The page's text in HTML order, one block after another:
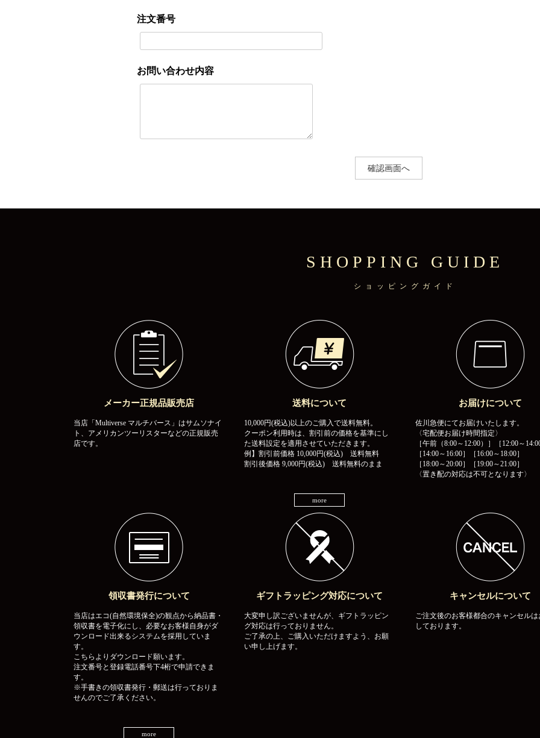
注文番号
お問い合わせ内容
SHOPPING GUIDE
ショッピングガイド
メーカー正規品販売店
当店「Multiverse マルチバース」はサムソナイ
ト、アメリカンツーリスターなどの正規販売
店です。
送料について
10,000円(税込)以上のご購入で送料無料。
クーポン利用時は、割引前の価格を基準にし
た送料設定を適用させていただきます。
例】割引前価格 10,000円(税込) 送料無料
割引後価格 9,000円(税込) 送料無料のまま
more
お届けについて
佐川急便にてお届けいたします。
〈宅配便お届け時間指定〉
［午前（8:00～12:00）］［12:00～14:00
［14:00～16:00］［16:00～18:00］
［18:00～20:00］［19:00～21:00］
〈置き配の対応は不可となります〉
領収書発行について
当店はエコ(自然環境保全)の観点から納品書・
領収書を電子化にし、必要なお客様自身がダ
ウンロード出来るシステムを採用していま
す。
こちらよりダウンロード願います。
注文番号と登録電話番号下4桁で申請できま
す。
※手書きの領収書発行・郵送は行っておりま
せんのでご了承ください。
more
ギフトラッピング対応について
大変申し訳ございませんが、ギフトラッピン
グ対応は行っておりません。
ご了承の上、ご購入いただけますよう、お願
い申し上げます。
キャンセルについて
ご注文後のお客様都合のキャンセルは
しております。